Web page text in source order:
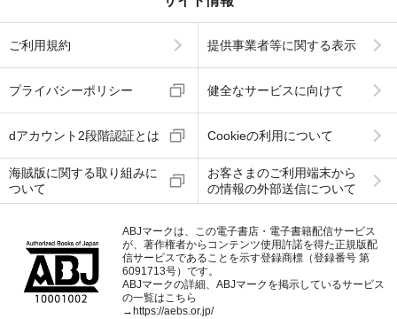
ご利用規約 提供事業者等に関する表示
プライバシーポリシー 健全なサービスに向けて
dアカウント2段階認証とは Cookieの利用について
海賊版に関する取り組みに
ついて
お客さまのご利用端末から
の情報の外部送信について
ABJマークは、この電子書店・電子書籍配信サービス
が、著作権者からコンテンツ使用許諾を得た正規版配
信サービスであることを示す登録商標（登録番号 第
6091713号）です。
ABJマークの詳細、ABJマークを掲示しているサービス
の一覧はこちら
→ https://aebs.or.jp/